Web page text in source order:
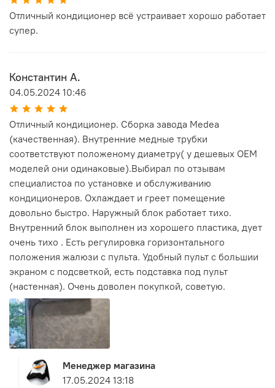
Отличный кондиционер всё устраивает хорошо работает
супер.
Константин А.
04.05.2024 10:46
Отличный кондиционер. Сборка завода Medea
(качественная). Внутренние медные трубки
соответствуют положеному диаметру( у дешевых ОЕМ
моделей они одинаковые).Выбирал по отзывам
специалистоа по установке и обслуживанию
кондиционеров. Охлаждает и греет помещение
довольно быстро. Наружный блок работает тихо.
Внутренний блок выполнен из хорошего пластика, дует
очень тихо . Есть регулировка горизонтального
положения жалюзи с пульта. Удобный пульт с большии
экраном с подсветкой, есть подставка под пульт
(настенная). Очень доволен покупкой, советую.
Менеджер магазина
17.05.2024 13:18